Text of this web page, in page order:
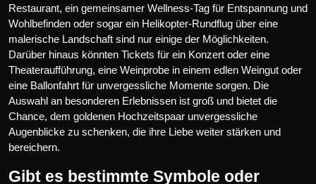
Restaurant, ein gemeinsamer Wellness-Tag für Entspannung und
Wohlbefinden oder sogar ein Helikopter-Rundflug über eine
malerische Landschaft sind nur einige der Möglichkeiten.
Darüber hinaus könnten Tickets für ein Konzert oder eine
Theateraufführung, eine Weinprobe in einem edlen Weingut oder
eine Ballonfahrt für unvergessliche Momente sorgen. Die
Auswahl an besonderen Erlebnissen ist groß und bietet die
Chance, dem goldenen Hochzeitspaar unvergessliche
Augenblicke zu schenken, die ihre Liebe weiter stärken und
bereichern.
Gibt es bestimmte Symbole oder